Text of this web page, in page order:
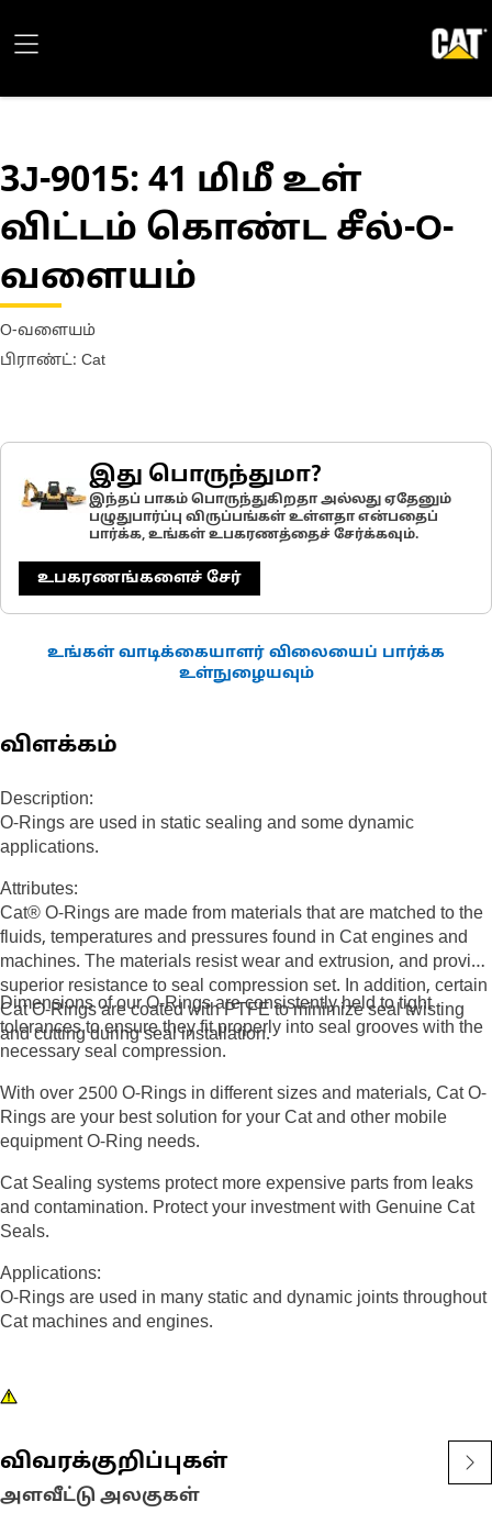
3J-9015: 41 மிமீ உள்
விட்டம் கொண்ட சீல்-O-
வளையம்
O-வளையம்
பிராண்ட்: Cat
இது பொருந்துமா?
இந்தப் பாகம் பொருந்துகிறதா அல்லது ஏதேனும்
பழுதுபார்ப்பு விருப்பங்கள் உள்ளதா என்பதைப்
பார்க்க, உங்கள் உபகரணத்தைச் சேர்க்கவும்.
உபகரணங்களைச் சேர்
உங்கள் வாடிக்கையாளர் விலையைப் பார்க்க
உள்நுழையவும்
விளக்கம்
Description:
O-Rings are used in static sealing and some dynamic
applications.
Attributes:
Cat® O-Rings are made from materials that are matched to the
fluids, temperatures and pressures found in Cat engines and
machines. The materials resist wear and extrusion, and provide
superior resistance to seal compression set. In addition, certain
Cat O-Rings are coated with PTFE to minimize seal twisting
and cutting during seal installation.
Dimensions of our O-Rings are consistently held to tight
tolerances to ensure they fit properly into seal grooves with the
necessary seal compression.
With over 2500 O-Rings in different sizes and materials, Cat O-
Rings are your best solution for your Cat and other mobile
equipment O-Ring needs.
Cat Sealing systems protect more expensive parts from leaks
and contamination. Protect your investment with Genuine Cat
Seals.
Applications:
O-Rings are used in many static and dynamic joints throughout
Cat machines and engines.
விவரக்குறிப்புகள்
அளவீட்டு அலகுகள்